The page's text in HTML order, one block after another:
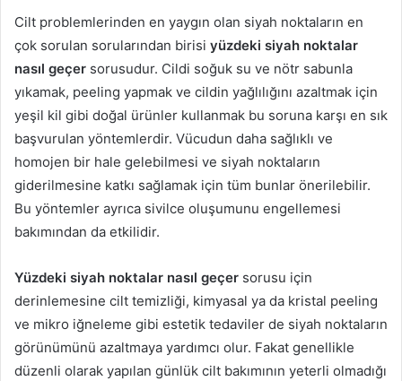
Cilt problemlerinden en yaygın olan siyah noktaların en
çok sorulan sorularından birisi yüzdeki siyah noktalar
nasıl geçer sorusudur. Cildi soğuk su ve nötr sabunla
yıkamak, peeling yapmak ve cildin yağlılığını azaltmak için
yeşil kil gibi doğal ürünler kullanmak bu soruna karşı en sık
başvurulan yöntemlerdir. Vücudun daha sağlıklı ve
homojen bir hale gelebilmesi ve siyah noktaların
giderilmesine katkı sağlamak için tüm bunlar önerilebilir.
Bu yöntemler ayrıca sivilce oluşumunu engellemesi
bakımından da etkilidir.
Yüzdeki siyah noktalar nasıl geçer sorusu için
derinlemesine cilt temizliği, kimyasal ya da kristal peeling
ve mikro iğneleme gibi estetik tedaviler de siyah noktaların
görünümünü azaltmaya yardımcı olur. Fakat genellikle
düzenli olarak yapılan günlük cilt bakımının yeterli olmadığı